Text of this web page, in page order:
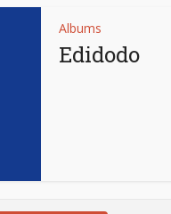
Albums
Edidodo